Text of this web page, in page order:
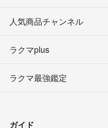
人気商品チャンネル
ラクマplus
ラクマ最強鑑定
ガイド